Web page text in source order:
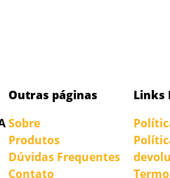
Outras páginas
Sobre
Produtos
Dúvidas Frequentes
Contato
Links